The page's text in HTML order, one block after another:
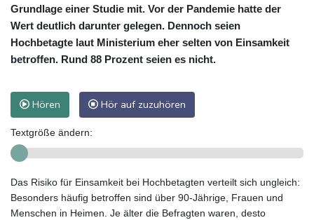
Grundlage einer Studie mit. Vor der Pandemie hatte der
Wert deutlich darunter gelegen. Dennoch seien
Hochbetagte laut Ministerium eher selten von Einsamkeit
betroffen. Rund 88 Prozent seien es nicht.
Hören Hör auf zuzuhören
Textgröße ändern:
Das Risiko für Einsamkeit bei Hochbetagten verteilt sich ungleich:
Besonders häufig betroffen sind über 90-Jährige, Frauen und
Menschen in Heimen. Je älter die Befragten waren, desto